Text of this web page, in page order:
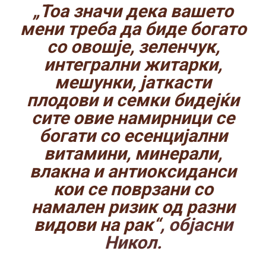
„Тоа значи дека вашето
мени треба да биде богато
со овошје, зеленчук,
интегрални житарки,
мешунки, јаткасти
плодови и семки бидејќи
сите овие намирници се
богати со есенцијални
витамини, минерали,
влакна и антиоксиданси
кои се поврзани со
намален ризик од разни
видови на рак“, објасни
Никол.